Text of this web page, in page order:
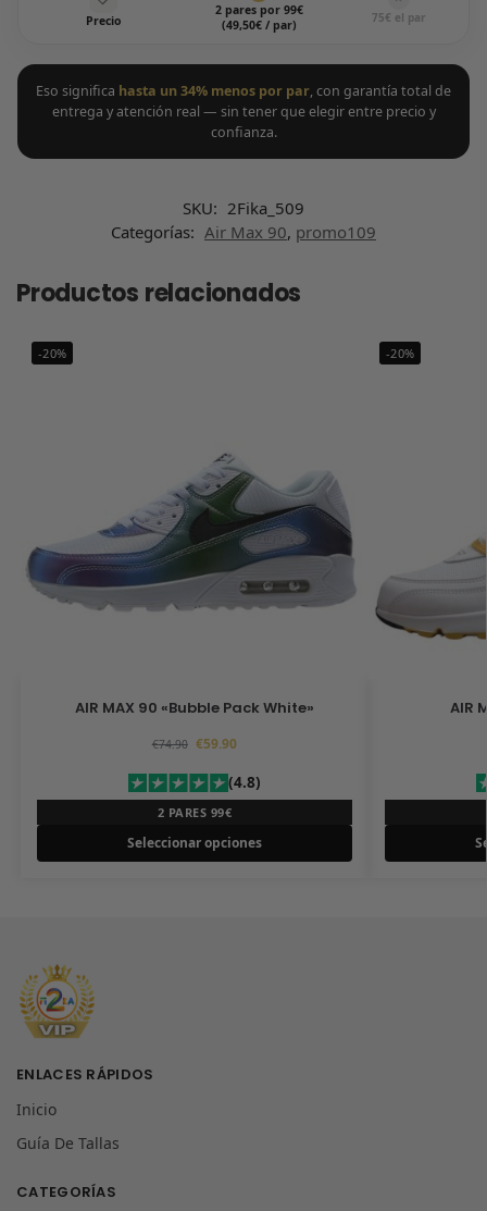
Precio
2 pares por 99€
(49,50€ / par)
75€ el par
Eso significa hasta un 34% menos por par, con garantía total de
entrega y atención real — sin tener que elegir entre precio y
confianza.
SKU: 2Fika_509
Categorías: Air Max 90, promo109
Productos relacionados
-20%
AIR MAX 90 «Bubble Pack White»
€74.90 €59.90
(4.8)
2 PARES 99€
Seleccionar opciones
-20%
AIR
ENLACES RÁPIDOS
Inicio
Guía De Tallas
CATEGORÍAS